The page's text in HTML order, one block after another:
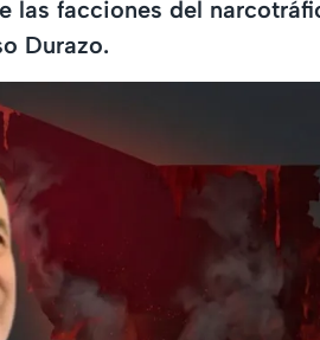
las facciones del
Durazo.